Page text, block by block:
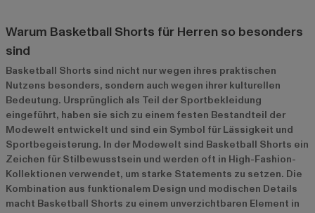
Warum Basketball Shorts für Herren so besonders
sind
Basketball Shorts sind nicht nur wegen ihres praktischen
Nutzens besonders, sondern auch wegen ihrer kulturellen
Bedeutung. Ursprünglich als Teil der Sportbekleidung
eingeführt, haben sie sich zu einem festen Bestandteil der
Modewelt entwickelt und sind ein Symbol für Lässigkeit und
Sportbegeisterung. In der Modewelt sind Basketball Shorts ein
Zeichen für Stilbewusstsein und werden oft in High-Fashion-
Kollektionen verwendet, um starke Statements zu setzen. Die
Kombination aus funktionalem Design und modischen Details
macht Basketball Shorts zu einem unverzichtbaren Element in